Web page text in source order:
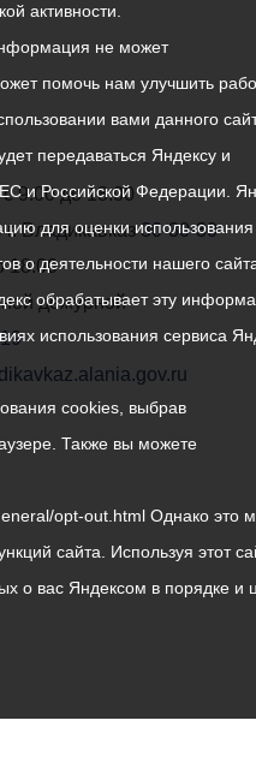
9.00 до 18.00
Владикавказ30-30-30
18:00
дежурной
активности.
не может
помочь нам улучшить
вами данного
передаваться Яндексу и
и Российской Федерации.
для оценки
о деятельности нашего
обрабатывает эту
использования сервиса
cookies, выбрав
Также вы можете
opt-out.html Однако это
сайта. Используя этот
о вас Яндексом в порядке и